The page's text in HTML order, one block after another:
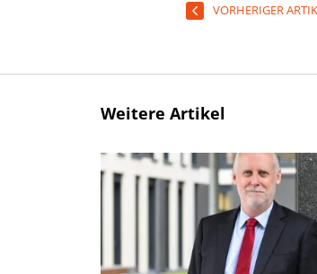
VORHERIGER
Weitere Artikel